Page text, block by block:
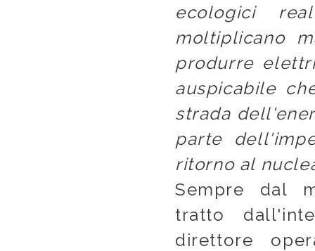
ecologici
moltiplicano
produrre
auspicabile
strada
parte
ritorno al
Sempre dal
tratto
direttore